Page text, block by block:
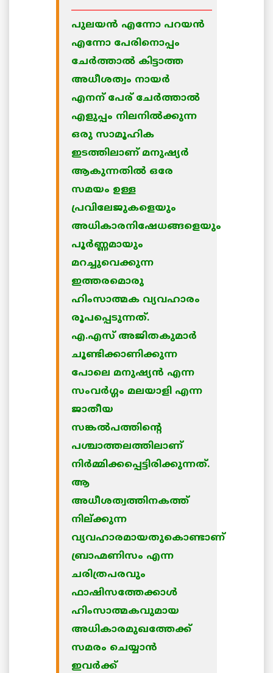
പുലയന്‍ എന്നോ പറയന്‍
എന്നോ പേരിനൊപ്പം
ചേര്‍ത്താല്‍ കിട്ടാത്ത
അധീശത്വം നായര്‍
എനന് പേര് ചേര്‍ത്താല്‍
എളുപ്പം നിലനില്‍ക്കുന്ന
ഒരു സാമൂഹിക
ഇടത്തിലാണ് മനുഷ്യര്‍
ആകുന്നതില്‍ ഒരേ
സമയം ഉള്ള
പ്രവിലേജുകളെയും
അധികാരനിഷേധങ്ങളെയും
പൂര്‍ണ്ണമായും
മറച്ചുവെക്കുന്ന
ഇത്തരമൊരു
ഹിംസാത്മക വ്യവഹാരം
രൂപപ്പെടുന്നത്.
എ.എസ് അജിതകുമാര്‍
ചൂണ്ടിക്കാണിക്കുന്ന
പോലെ മനുഷ്യന്‍ എന്ന
സംവര്‍ഗ്ഗം മലയാളി എന്ന
ജാതീയ
സങ്കല്‍പത്തിന്റെ
പശ്ചാത്തലത്തിലാണ്
നിര്‍മ്മിക്കപ്പെട്ടിരിക്കുന്നത്.
ആ
അധീശത്വത്തിനകത്ത്
നില്ക്കുന്ന
വ്യവഹാരമായതുകൊണ്ടാണ്
ബ്രാഹ്മണിസം എന്ന
ചരിത്രപരവും
ഫാഷിസത്തേക്കാള്‍
ഹിംസാത്മകവുമായ
അധികാരമുഖത്തേക്ക്
സമരം ചെയ്യാന്‍
ഇവര്‍ക്ക്